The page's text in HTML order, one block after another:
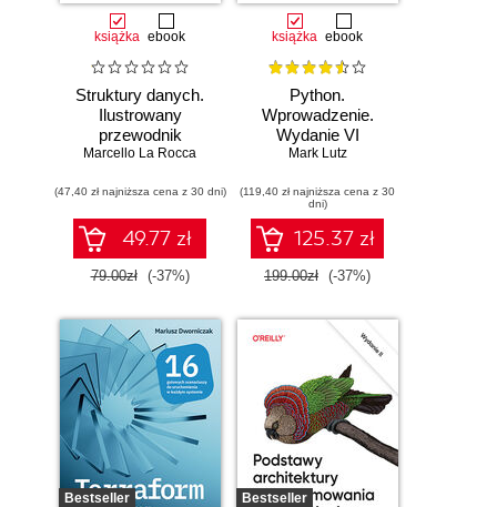
książka ebook
Struktury danych.
Ilustrowany
przewodnik
Marcello La Rocca
(47,40 zł najniższa cena z 30 dni)
49.77 zł
79.00zł (-37%)
książka ebook
Python.
Wprowadzenie.
Wydanie VI
Mark Lutz
(119,40 zł najniższa cena z 30
dni)
125.37 zł
199.00zł (-37%)
Bestseller
Bestseller